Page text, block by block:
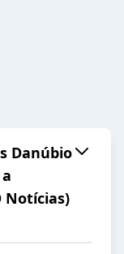
Danúbio
Notícias)